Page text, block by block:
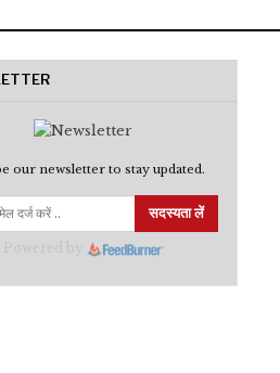
our newsletter to stay updated.
सदस्यता लें